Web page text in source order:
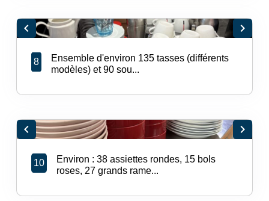
chevron_left chevron_right
8
Ensemble d'environ 135 tasses (différents
modèles) et 90 sou...
chevron_left chevron_right
10
Environ : 38 assiettes rondes, 15 bols
roses, 27 grands rame...